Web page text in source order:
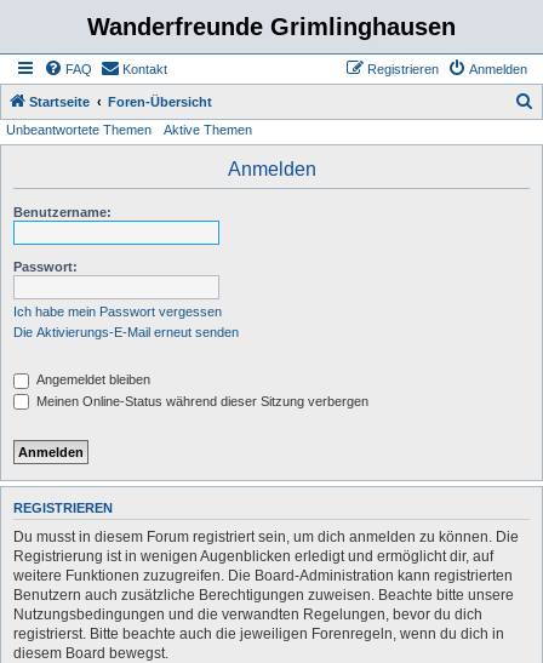
Wanderfreunde Grimlinghausen
FAQ Kontakt Anmelden
Registrieren
Startseite Foren-Übersicht
Unbeantwortete Themen Aktive Themen
Anmelden
Benutzername:
Passwort:
Ich habe mein Passwort vergessen
Die Aktivierungs-E-Mail erneut senden
Angemeldet bleiben
Meinen Online-Status während dieser Sitzung verbergen
REGISTRIEREN
Du musst in diesem Forum registriert sein, um dich anmelden zu können. Die
Registrierung ist in wenigen Augenblicken erledigt und ermöglicht dir, auf
weitere Funktionen zuzugreifen. Die Board-Administration kann registrierten
Benutzern auch zusätzliche Berechtigungen zuweisen. Beachte bitte unsere
Nutzungsbedingungen und die verwandten Regelungen, bevor du dich
registrierst. Bitte beachte auch die jeweiligen Forenregeln, wenn du dich in
diesem Board bewegst.